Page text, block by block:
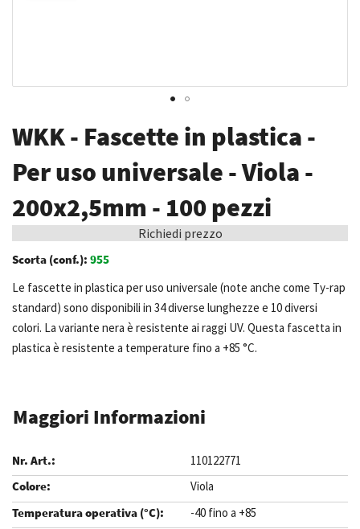
all'inizio
della
galleria
di
immagini
WKK - Fascette in plastica -
Per uso universale - Viola -
200x2,5mm - 100 pezzi
Richiedi prezzo
Scorta (conf.): 955
Le fascette in plastica per uso universale (note anche come Ty-rap
standard) sono disponibili in 34 diverse lunghezze e 10 diversi
colori. La variante nera è resistente ai raggi UV. Questa fascetta in
plastica è resistente a temperature fino a +85 °C.
Maggiori Informazioni
110122771
Viola
-40 fino a +85